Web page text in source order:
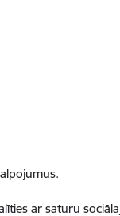
ar saturu